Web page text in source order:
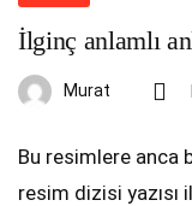
İlginç anlamlı
Murat
Bu resimlere anca
resim dizisi yazısı